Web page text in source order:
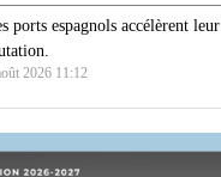
ports espagnols accélèrent leur
2026 11:12